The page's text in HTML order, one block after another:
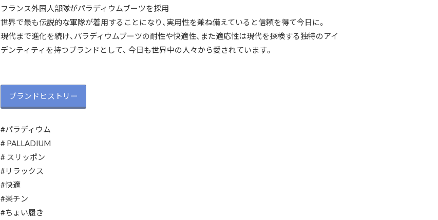
フランス外国人部隊がパラディウムブーツを採用
世界で最も伝説的な軍隊が着用することになり、実用性を兼ね備えていると信頼を得て今日に。
現代まで進化を続け、パラディウムブーツの耐性や快適性、また適応性は現代を探検する独特のアイ
デンティティを持つブランドとして、 今日も世界中の人々から愛されています。
ブランドヒストリー
#パラディウム
# PALLADIUM
# スリッポン
#リラックス
#快適
#楽チン
#ちょい履き